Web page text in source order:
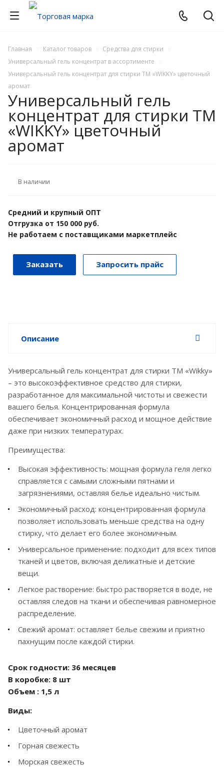
Главная Каталог товаров
Средства для стирки
Универсальный гель концентрат в ассортименте
Универсальный гель концентрат для стирки ТМ «WIKKY» цветочный
аромат
Универсальный гель
концентрат для стирки ТМ
«WIKKY» цветочный
аромат
В наличии
Средний и крупный ОПТ
Отгрузка от 150 000 руб.
Не работаем с поставщиками маркетплейс
Заказать Запросить прайс
Описание
Универсальный гель концентрат для стирки ТМ «Wikky»
– это высокоэффективное средство для стирки,
разработанное для максимальной чистоты и свежести
вашего белья. Концентрированная формула
обеспечивает экономичный расход и мощное действие
даже при низких температурах.
Преимущества:
Высокая эффективность: мощная формула геля легко
справляется с самыми сложными пятнами и
загрязнениями, оставляя белье идеально чистым.
Экономичный расход: концентрированная формула
позволяет использовать меньше средства на одну
стирку, что делает его более экономичным.
Универсальное применение: подходит для всех типов
тканей и цветов, включая деликатные и детские
вещи.
Легкое растворение: быстро растворяется в воде, не
оставляя следов на ткани и обеспечивая равномерное
распределение.
Свежий аромат: оставляет белье свежим и приятно
пахнущим после каждой стирки.
Срок годности: 36 месяцев
В коробке: 8 шт
Объем : 1,5 л
Виды:
Цветочный аромат
Горная свежесть
Морская свежесть